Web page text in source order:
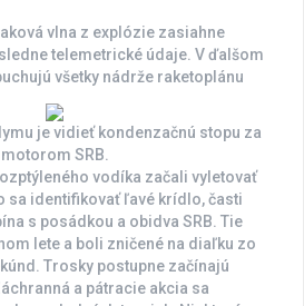
vlna z explózie zasiahne
telemetrické údaje. V ďalšom
všetky nádrže raketoplánu
je vidieť kondenzačnú stopu za
motorom SRB.
vodíka začali vyletovať
sa identifikovať ľavé krídlo, časti
s posádkou a obidva SRB. Tie
lete a boli zničené na diaľku zo
Trosky postupne začínajú
a pátracie akcia sa